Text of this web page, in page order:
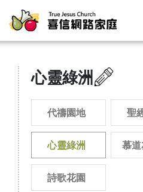
心靈綠洲
代禱園地 聖
心靈綠洲 慕道
詩歌花園